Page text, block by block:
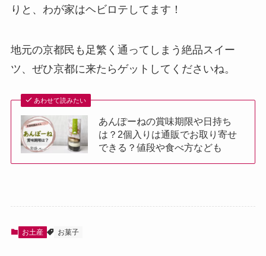
りと、わが家はヘビロテしてます！
地元の京都民も足繁く通ってしまう絶品スイー
ツ、ぜひ京都に来たらゲットしてくださいね。
あわせて読みたい
あんぽーねの賞味期限や日持ち
は？2個入りは通販でお取り寄せ
できる？値段や食べ方なども
お土産 お菓子